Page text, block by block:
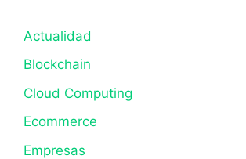
Actualidad
Blockchain
Cloud Computing
Ecommerce
Empresas